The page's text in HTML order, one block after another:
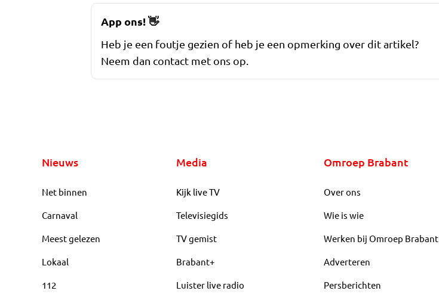
App ons!👋
Heb je een foutje gezien of heb je een opmerking over dit artikel?
Neem dan contact met ons op.
Nieuws
Net binnen
Carnaval
Meest gelezen
Lokaal
112
Media
Kijk live TV
Televisiegids
TV gemist
Brabant+
Luister live radio
Omroep Brabant
Over ons
Wie is wie
Werken bij Omroep Brabant
Adverteren
Persberichten